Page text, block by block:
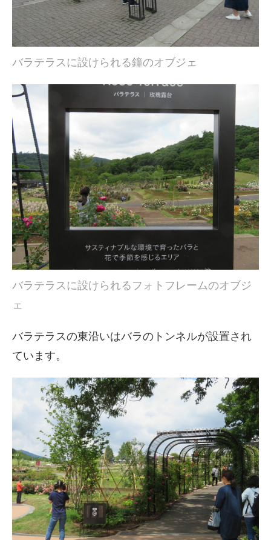
バラテラスに設けられる鐘のオブジェ
バラテラスに設けられるフォトフレームのオブジ
ェ
バラテラスの東沿いはバラのトンネルが設置され
ています。